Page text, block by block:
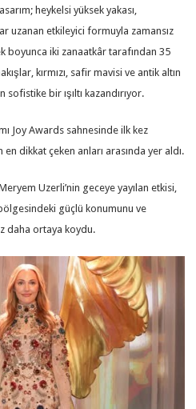
heykelsi yüksek yakası,
uzanan etkileyici formuyla zamansız
boyunca iki zanaatkâr tarafından 35
kırmızı, safir mavisi ve antik altın
bir ışıltı kazandırıyor.
Joy Awards sahnesinde ilk kez
en dikkat çeken anları arasında yer aldı.
Uzerli’nin geceye yayılan etkisi,
güçlü konumunu ve
daha ortaya koydu.